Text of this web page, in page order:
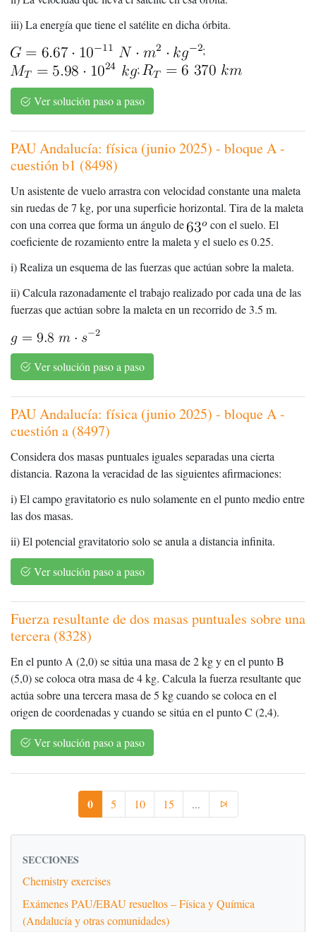
iii) La energía que tiene el satélite en dicha órbita.
;
;
Ver solución paso a paso
PAU Andalucía: física (junio 2025) - bloque A -
cuestión b1 (8498)
Un asistente de vuelo arrastra con velocidad constante una maleta
sin ruedas de 7 kg, por una superficie horizontal. Tira de la maleta
con una correa que forma un ángulo de
con el suelo. El
coeficiente de rozamiento entre la maleta y el suelo es 0.25.
i) Realiza un esquema de las fuerzas que actúan sobre la maleta.
ii) Calcula razonadamente el trabajo realizado por cada una de las
fuerzas que actúan sobre la maleta en un recorrido de 3.5 m.
Ver solución paso a paso
PAU Andalucía: física (junio 2025) - bloque A -
cuestión a (8497)
Considera dos masas puntuales iguales separadas una cierta
distancia. Razona la veracidad de las siguientes afirmaciones:
i) El campo gravitatorio es nulo solamente en el punto medio entre
las dos masas.
ii) El potencial gravitatorio solo se anula a distancia infinita.
Ver solución paso a paso
Fuerza resultante de dos masas puntuales sobre una
tercera (8328)
En el punto A (2,0) se sitúa una masa de 2 kg y en el punto B
(5,0) se coloca otra masa de 4 kg. Calcula la fuerza resultante que
actúa sobre una tercera masa de 5 kg cuando se coloca en el
origen de coordenadas y cuando se sitúa en el punto C (2,4).
Ver solución paso a paso
0 5 10 15 ...
SECCIONES
Chemistry exercises
Exámenes PAU/EBAU resueltos – Física y Química
(Andalucía y otras comunidades)